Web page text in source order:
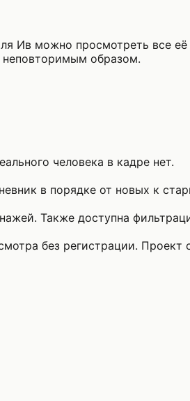
Ив можно просмотреть все
образом.
человека в кадре нет.
в порядке от новых к
Также доступна
без регистрации.